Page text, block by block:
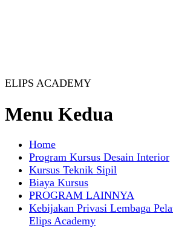
ELIPS ACADEMY
Menu Kedua
Home
Program Kursus Desain Interior
Kursus Teknik Sipil
Biaya Kursus
PROGRAM LAINNYA
Kebijakan Privasi Lembaga
Elips Academy